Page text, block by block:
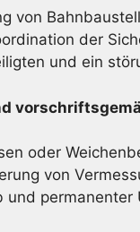
von
der
und ein
oder
von